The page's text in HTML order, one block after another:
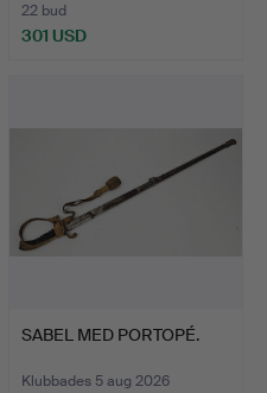
22 bud
301 USD
SABEL MED PORTOPÉ.
Klubbades 5 aug 2026